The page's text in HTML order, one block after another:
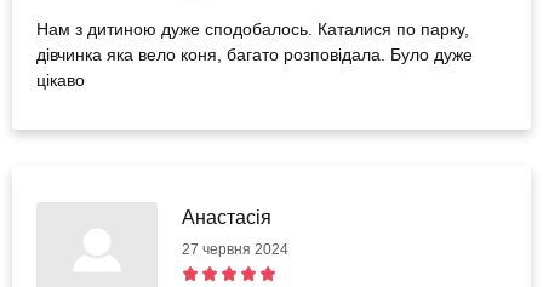
Нам з дитиною дуже сподобалось. Каталися по парку,
дівчинка яка вело коня, багато розповідала. Було дуже
цікаво
Анастасія
27 червня 2024